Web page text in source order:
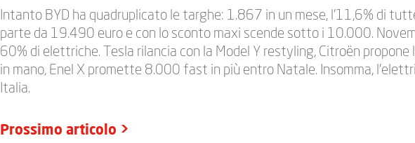
Intanto BYD ha quadruplicato le targhe: 1.867 in un mese, l’11,6% di
parte da 19.490 euro e con lo sconto maxi scende sotto i 10.000.
60% di elettriche. Tesla rilancia con la Model Y restyling, Citroën
in mano, Enel X promette 8.000 fast in più entro Natale. Insomma,
Italia.
Prossimo articolo >